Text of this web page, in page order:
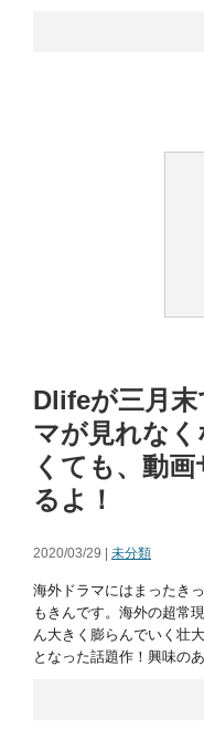
Dlifeが三月末
マが見れな
くても、動
るよ！
2020/03/29 | 未分類
海外ドラマにはまったき
もきんです。海外の超常
ん大きく膨らんでいく壮
となった話題作！興味の